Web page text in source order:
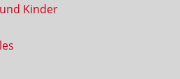
Kinder